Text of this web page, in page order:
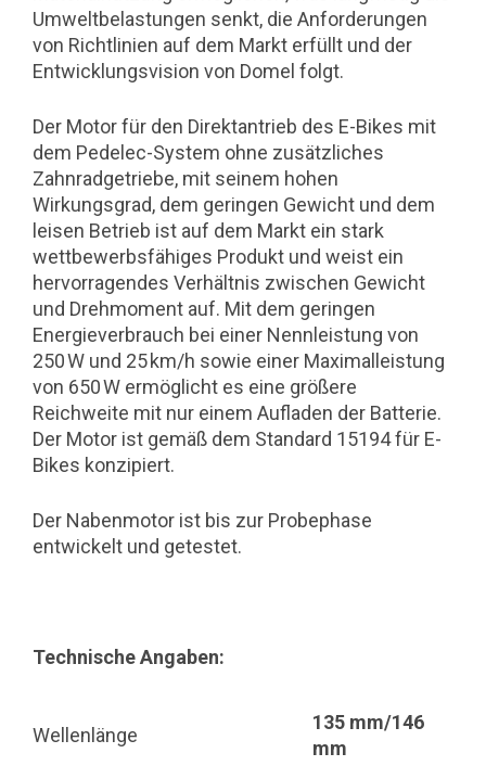
Umweltbelastungen senkt, die Anforderungen
von Richtlinien auf dem Markt erfüllt und der
Entwicklungsvision von Domel folgt.
Der Motor für den Direktantrieb des E-Bikes mit
dem Pedelec-System ohne zusätzliches
Zahnradgetriebe, mit seinem hohen
Wirkungsgrad, dem geringen Gewicht und dem
leisen Betrieb ist auf dem Markt ein stark
wettbewerbsfähiges Produkt und weist ein
hervorragendes Verhältnis zwischen Gewicht
und Drehmoment auf. Mit dem geringen
Energieverbrauch bei einer Nennleistung von
250 W und 25 km/h sowie einer Maximalleistung
von 650 W ermöglicht es eine größere
Reichweite mit nur einem Aufladen der Batterie.
Der Motor ist gemäß dem Standard 15194 für E-
Bikes konzipiert.
Der Nabenmotor ist bis zur Probephase
entwickelt und getestet.
Technische Angaben:
Wellenlänge
135 mm/146
mm